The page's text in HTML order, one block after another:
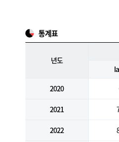
통계표
년도
2020
2021
2022